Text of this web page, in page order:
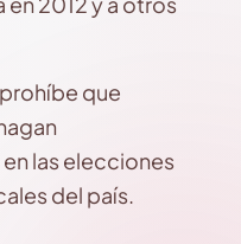
que
las elecciones
del país.